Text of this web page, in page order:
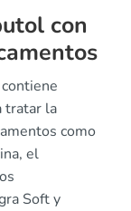
con
tratar la
como
el
Soft y